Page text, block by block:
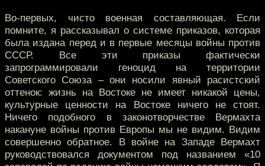
Во-первых, чисто военная составляющая. Если
помните, я рассказывал о системе приказов, которая
была издана перед и в первые месяцы войны против
СССР. Все эти приказы фактически
запрограммировали геноцид на территории
Советского Союза – они носили явный расистский
оттенок: жизнь на Востоке не имеет никакой цены,
культурные ценности на Востоке ничего не стоят.
Ничего подобного в законотворчестве Вермахта
накануне войны против Европы мы не видим. Видим
совершенно обратное. В войне на Западе Вермахт
руководствовался документом под названием «10